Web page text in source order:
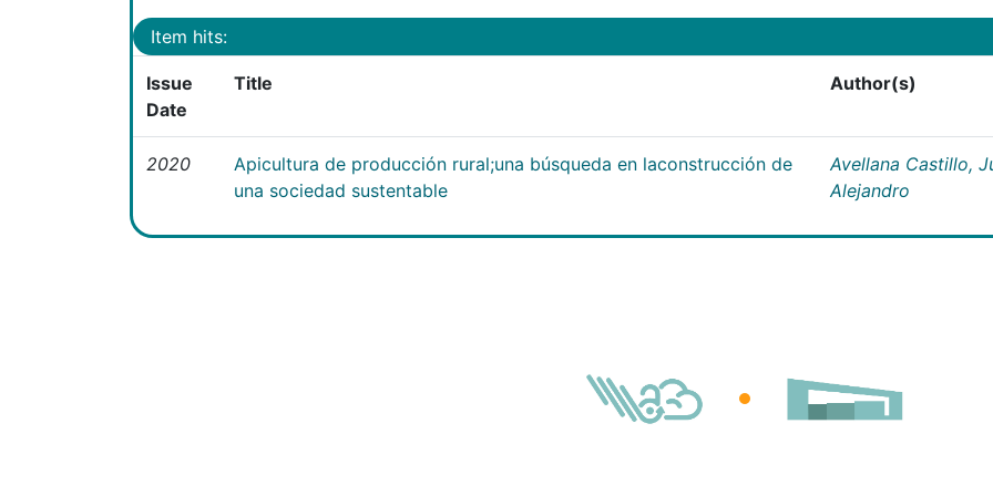
Item hits:
Issue
Date
Title Author(s)
2020
Apicultura de producción rural;una búsqueda en laconstrucción de
una sociedad sustentable
Avellana Castillo,
Alejandro